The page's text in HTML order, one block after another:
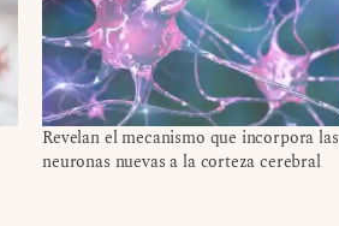
Revelan el mecanismo que incorpora las
neuronas nuevas a la corteza cerebral